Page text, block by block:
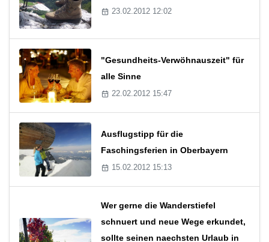
23.02.2012 12:02
"Gesundheits-Verwöhnauszeit" für
alle Sinne
22.02.2012 15:47
Ausflugstipp für die
Faschingsferien in Oberbayern
15.02.2012 15:13
Wer gerne die Wanderstiefel
schnuert und neue Wege erkundet,
sollte seinen naechsten Urlaub in